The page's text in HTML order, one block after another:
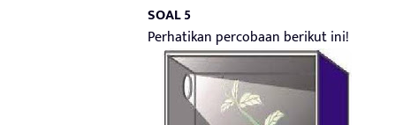
SOAL 5
Perhatikan percobaan berikut ini!